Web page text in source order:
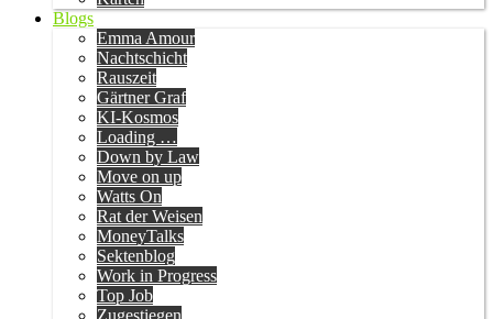
Blogs
Emma Amour
Nachtschicht
Rauszeit
Gärtner Graf
KI-Kosmos
Loading …
Down by Law
Move on up
Watts On
Rat der Weisen
MoneyTalks
Sektenblog
Work in Progress
Top Job
Zugestiegen